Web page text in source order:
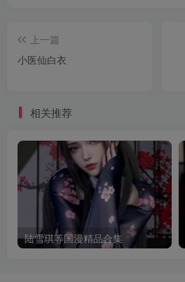
上一篇
小医仙白衣
相关推荐
陆雪琪等国漫精品合集